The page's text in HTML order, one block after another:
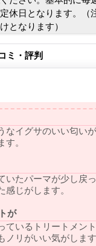
休日となります。（
となります）
ミ・評判
なイグサのいい匂い
。
いたパーマが少し戻
じがします。
が
ているトリートメン
ノリがいい気がしま